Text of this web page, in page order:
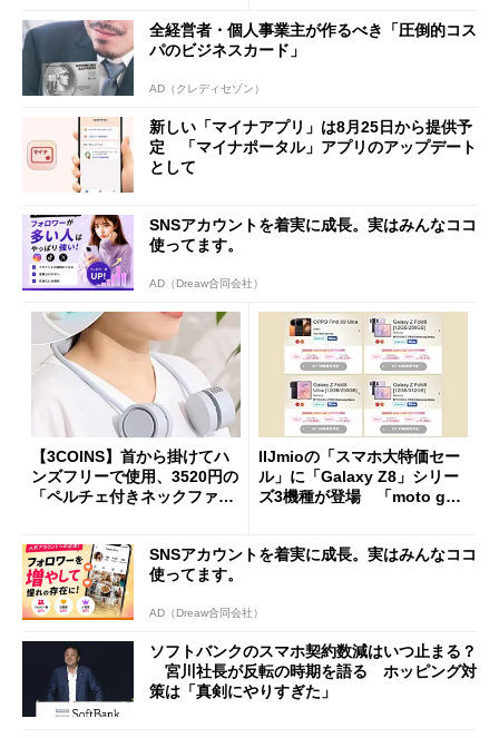
全経営者・個人事業主が作るべき「圧倒的コス
パのビジネスカード」
AD（クレディセゾン）
新しい「マイナアプリ」は8月25日から提供予
定 「マイナポータル」アプリのアップデート
として
SNSアカウントを着実に成長。実はみんなココ
使ってます。
AD（Dreaw合同会社）
【3COINS】首から掛けてハ
ンズフリーで使用、3520円の
「ペルチェ付きネックファ
IIJmioの「スマホ大特価セー
ル」に「Galaxy Z8」シリー
ズ3機種が登場 「moto g37
SNSアカウントを着実に成長。実はみんなココ
使ってます。
AD（Dreaw合同会社）
ソフトバンクのスマホ契約数減はいつ止まる？
宮川社長が反転の時期を語る ホッピング対
策は「真剣にやりすぎた」